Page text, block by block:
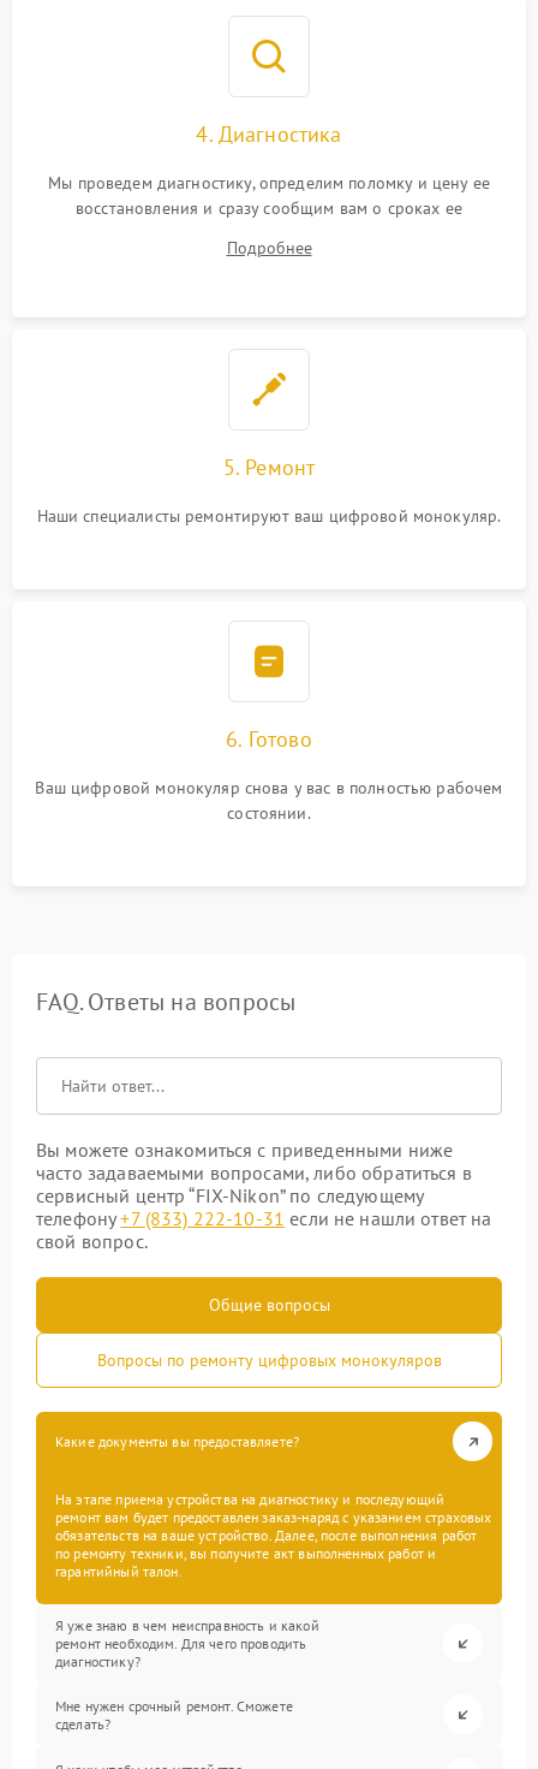
4. Диагностика
Мы проведем диагностику, определим поломку и цену ее
восстановления и сразу сообщим вам о сроках ее
Подробнее
5. Ремонт
Наши специалисты ремонтируют ваш цифровой монокуляр.
6. Готово
Ваш цифровой монокуляр снова у вас в полностью рабочем
состоянии.
FAQ. Ответы на вопросы
Вы можете ознакомиться с приведенными ниже
часто задаваемыми вопросами, либо обратиться в
сервисный центр “FIX-Nikon” по следующему
телефону+7 (833) 222-10-31 если не нашли ответ на
свой вопрос.
Общие вопросы
Вопросы по ремонту цифровых монокуляров
Какие документы вы предоставляете?
На этапе приема устройства на диагностику и последующий
ремонт вам будет предоставлен заказ-наряд с указанием страховых
обязательств на ваше устройство. Далее, после выполнения работ
по ремонту техники, вы получите акт выполненных работ и
гарантийный талон.
Я уже знаю в чем неисправность и какой
ремонт необходим. Для чего проводить
диагностику?
Мне нужен срочный ремонт. Сможете
сделать?